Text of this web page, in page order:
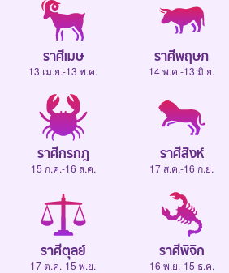
ราศีเมษ
13 เม.ย.-13 พ.ค.
ราศีพฤษภ
14 พ.ค.-13 มิ.ย.
ราศีกรกฎ
15 ก.ค.-16 ส.ค.
ราศีสิงห์
17 ส.ค.-16 ก.ย.
ราศีตุลย์
17 ต.ค.-15 พ.ย.
ราศีพิจิก
16 พ.ย.-15 ธ.ค.